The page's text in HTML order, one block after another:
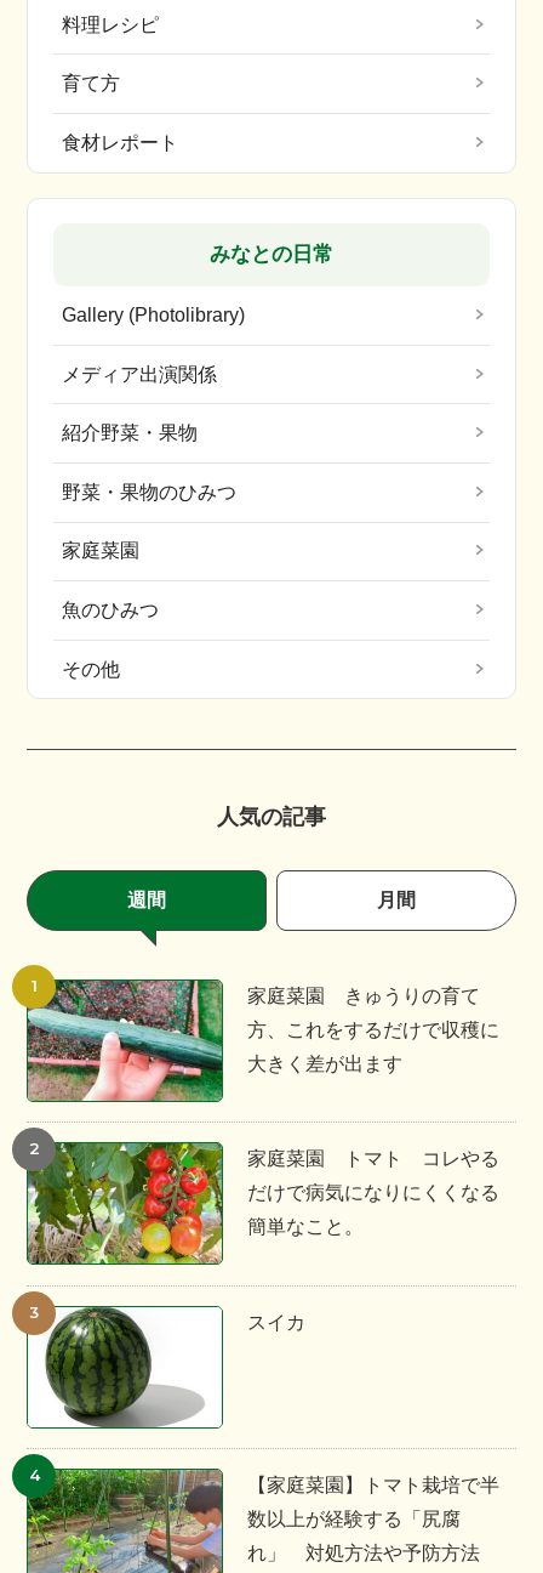
料理レシピ
育て方
食材レポート
みなとの日常
Gallery (Photolibrary)
メディア出演関係
紹介野菜・果物
野菜・果物のひみつ
家庭菜園
魚のひみつ
その他
人気の記事
週間 月間
家庭菜園 きゅうりの育て
方、これをするだけで収穫に
大きく差が出ます
家庭菜園 トマト コレやる
だけで病気になりにくくなる
簡単なこと。
スイカ
【家庭菜園】トマト栽培で半
数以上が経験する「尻腐
れ」 対処方法や予防方法